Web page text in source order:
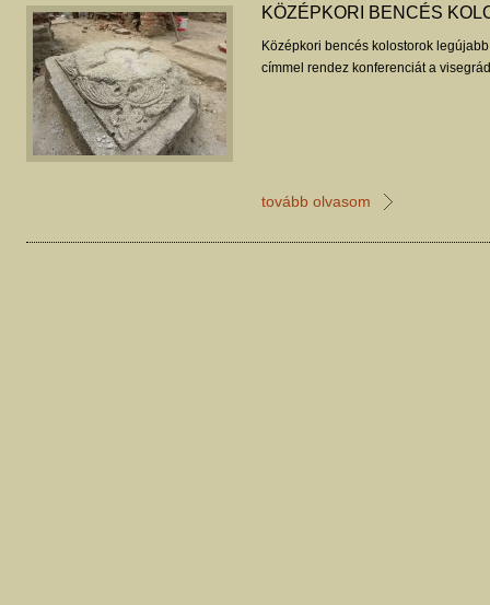
KÖZÉPKORI BENCÉS
Középkori bencés kolostorok
címmel rendez konferenciát a
tovább olvasom